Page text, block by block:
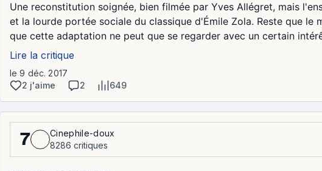
Une reconstitution soignée, bien filmée par Yves Allégret, mais
et la lourde portée sociale du classique d'Émile Zola. Reste que
que cette adaptation ne peut que se regarder avec un certain
Lire la critique
le 9 déc. 2017
2 j'aime
2 649
7
Cinephile-doux
8286 critiques